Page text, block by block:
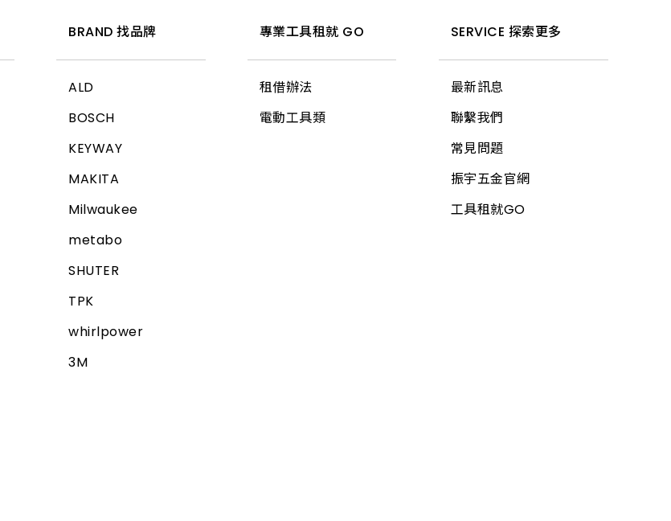
BRAND 找品牌
ALD
BOSCH
KEYWAY
MAKITA
Milwaukee
metabo
SHUTER
TPK
whirlpower
3M
專業工具租就 GO
租借辦法
電動工具類
SERVICE 探索更多
最新訊息
聯繫我們
常見問題
振宇五金官網
工具租就GO